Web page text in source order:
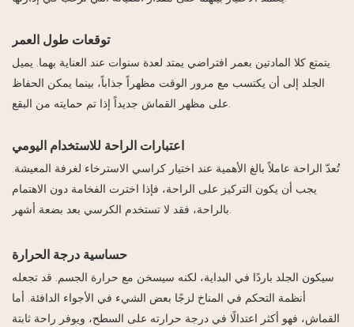
توقعات طول العمر
يتمتع كلا المادتين بعمر افتراضي يمتد لعدة سنوات عند العناية بهما. يميل
الجلد إلى أن يكتسب مع مرور الوقت مظهراً جذاباً، بينما يمكن الحفاظ
اعتبارات الراحة للاستخدام اليومي
تُعدّ الراحة عاملاً بالغ الأهمية عند اختيار كراسي الاسترخاء لغرفة المعيشة.
يجب أن يكون التركيز على الراحة، فإذا اخترت الفخامة دون الاهتمام
حساسية درجة الحرارة
سيكون الجلد باردًا في البداية، لكنه سيسخن مع حرارة الجسم. قد تجعله
أنظمة التحكم في المناخ لزجًا بعض الشيء في الأجواء الدافئة. أما
القماش، فهو أكثر اعتدالًا في درجة حرارته على السطح، ويوفر راحة ثابتة